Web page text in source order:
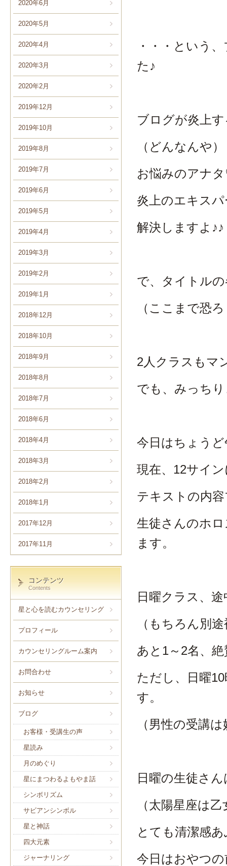
2020年6月
2020年5月
2020年4月
2020年3月
2020年2月
2019年12月
2019年10月
2019年8月
2019年7月
2019年6月
2019年5月
2019年4月
2019年3月
2019年2月
2019年1月
2018年12月
2018年10月
2018年9月
2018年8月
2018年7月
2018年6月
2018年4月
2018年3月
2018年2月
2018年1月
2017年12月
2017年11月
コンテンツ
Contents
星と心を読むカウンセリング
プロフィール
カウンセリングルーム案内
お問合わせ
お知らせ
ブログ
お客様・受講生の声
星読み
月のめぐり
星にまつわるよもやま話
シンボリズム
サビアンシンボル
星と神話
四大元素
ジャーナリング
・・・という
た♪
ブログが炎上
（どんなんや）
お悩みのアナ
炎上のエキス
解決しますよ♪♪
で、タイトル
（ここまで恐
2人クラスもマ
でも、みっち
今日はちょう
現在、12サイ
テキストの内
生徒さんのホ
ます。
日曜クラス、
（もちろん別
あと1～2名、
ただし、日曜
す。
（男性の受講
日曜の生徒さ
（太陽星座は
とても清潔感
今日はおやつ